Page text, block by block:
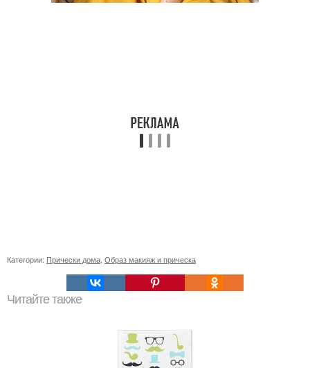
Категории: Прически дома Образ макияж и прическа
Читайте также